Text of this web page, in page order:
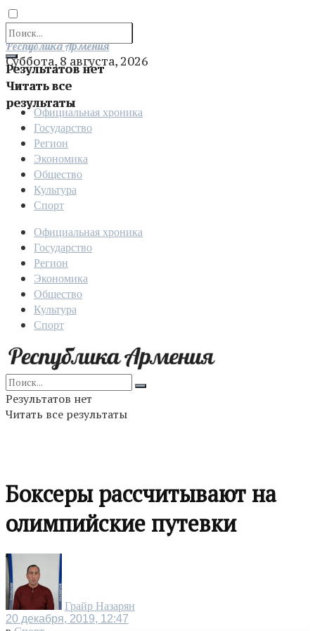
Результатов нет
Читать все
результаты
Отправить
Республика Армения
Суббота, 8 августа, 2026
Официальная хроника
Государство
Регион
Экономика
Общество
Культура
Спорт
Официальная хроника
Государство
Регион
Экономика
Общество
Культура
Спорт
Результатов нет
Читать все результаты
Боксеры рассчитывают на
олимпийские путевки
Грайр Назарян
20 декабря, 2019, 12:47